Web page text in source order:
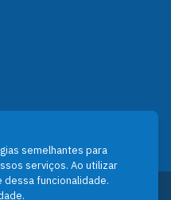
de Gestão de
semelhantes para
serviços. Ao utilizar
funcionalidade.
.